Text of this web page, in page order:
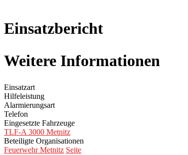
Einsatzbericht
Weitere Informationen
Einsatzart
Hilfeleistung
Alarmierungsart
Telefon
Eingesetzte Fahrzeuge
TLF-A 3000 Metnitz
Beteiligte Organisationen
Feuerwehr Metnitz Seite